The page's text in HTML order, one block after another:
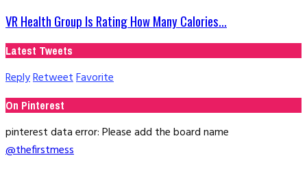
VR Health Group Is Rating How Many Calories...
Latest Tweets
ReplyRetweetFavorite
On Pinterest
pinterest data error: Please add the board name
@thefirstmess